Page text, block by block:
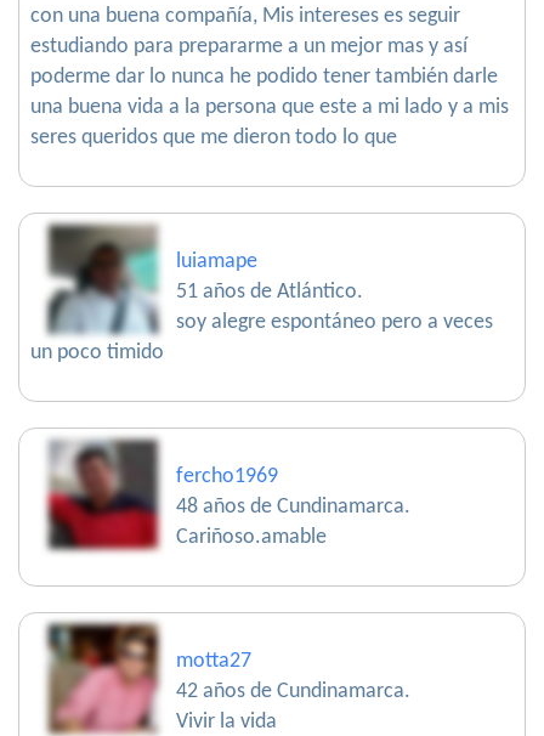
con una buena compañía, Mis intereses es seguir
estudiando para prepararme a un mejor mas y así
poderme dar lo nunca he podido tener también darle
una buena vida a la persona que este a mi lado y a mis
seres queridos que me dieron todo lo que
luiamape
51 años de Atlántico.
soy alegre espontáneo pero a veces
un poco timido
fercho1969
48 años de Cundinamarca.
Cariñoso.amable
motta27
42 años de Cundinamarca.
Vivir la vida